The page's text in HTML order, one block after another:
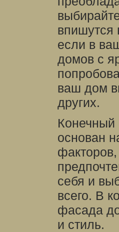
впишутся
если в
домов с
ваш дом
других.
основан
себя и
всего. В
фасада
и стиль.